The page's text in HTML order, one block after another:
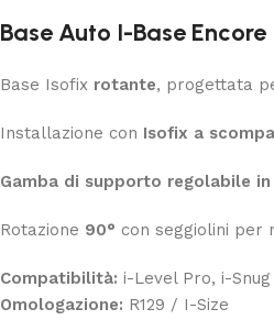
Base Auto I-Base Encore
Base Isofix rotante, progettata
Installazione con Isofix a
Gamba di supporto regolabile in
Rotazione 90° con seggiolini per
Compatibilità: i-Level Pro, i-
Omologazione: R129 / I-Size